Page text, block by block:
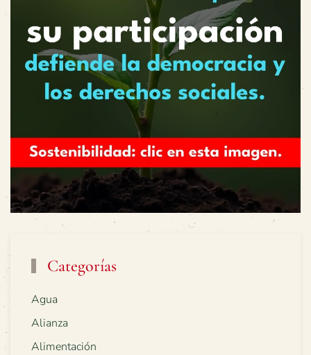
Categorías
Agua
Alianza
Alimentación